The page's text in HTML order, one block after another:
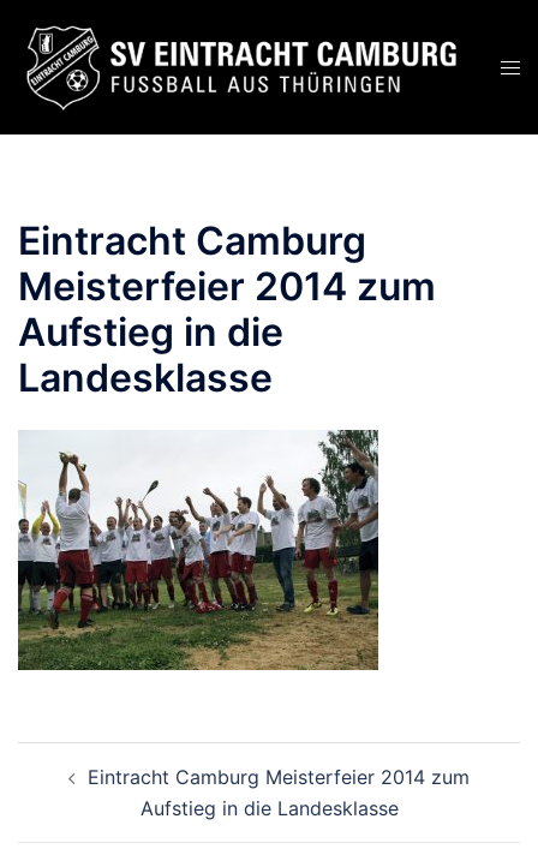
Inhalt
springen
Eintracht Camburg
Meisterfeier 2014 zum
Aufstieg in die
Landesklasse
Eintracht Camburg Meisterfeier 2014 zum
Aufstieg in die Landesklasse